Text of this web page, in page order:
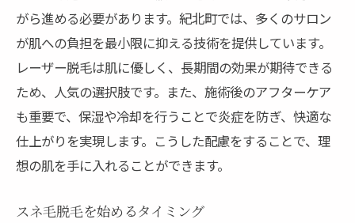
がら進める必要があります。紀北町では、多くのサロン
が肌への負担を最小限に抑える技術を提供しています。
レーザー脱毛は肌に優しく、長期間の効果が期待できる
ため、人気の選択肢です。また、施術後のアフターケア
も重要で、保湿や冷却を行うことで炎症を防ぎ、快適な
仕上がりを実現します。こうした配慮をすることで、理
想の肌を手に入れることができます。
スネ毛脱毛を始めるタイミング